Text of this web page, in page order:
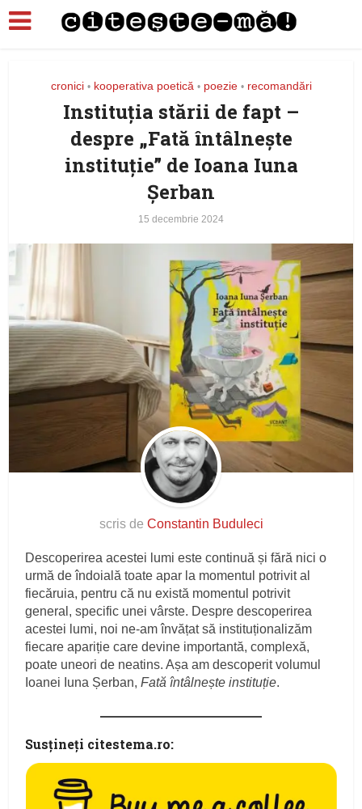
cronici • kooperativa poetică • poezie • recomandări
Instituția stării de fapt –
despre „Fată întâlnește
instituție” de Ioana Iuna
Șerban
15 decembrie 2024
scris de Constantin Buduleci
Descoperirea acestei lumi este continuă și fără nici o
urmă de îndoială toate apar la momentul potrivit al
fiecăruia, pentru că nu există momentul potrivit
general, specific unei vârste. Despre descoperirea
acestei lumi, noi ne-am învățat să instituționalizăm
fiecare apariție care devine importantă, complexă,
poate uneori de neatins. Așa am descoperit volumul
Ioanei Iuna Șerban,Fată întâlnește instituție.
Susţineţi citestema.ro: